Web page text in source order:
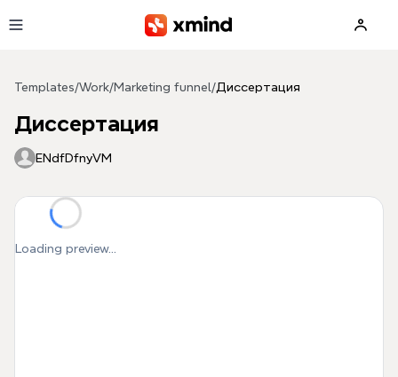
Templates/Work/Marketing funnel/Диссертация
Диссертация
ENdfDfnyVM
Loading preview...